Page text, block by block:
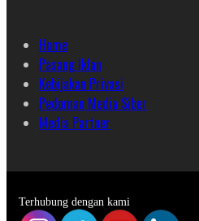
Home
Pasang Iklan
Kebijakan Privasi
Pedoman Media Siber
Media Partner
Terhubung dengan kami